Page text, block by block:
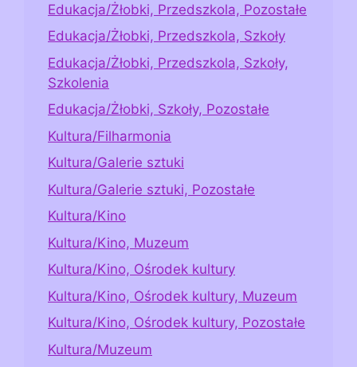
Edukacja/Żłobki, Przedszkola, Pozostałe
Edukacja/Żłobki, Przedszkola, Szkoły
Edukacja/Żłobki, Przedszkola, Szkoły,
Szkolenia
Edukacja/Żłobki, Szkoły, Pozostałe
Kultura/Filharmonia
Kultura/Galerie sztuki
Kultura/Galerie sztuki, Pozostałe
Kultura/Kino
Kultura/Kino, Muzeum
Kultura/Kino, Ośrodek kultury
Kultura/Kino, Ośrodek kultury, Muzeum
Kultura/Kino, Ośrodek kultury, Pozostałe
Kultura/Muzeum